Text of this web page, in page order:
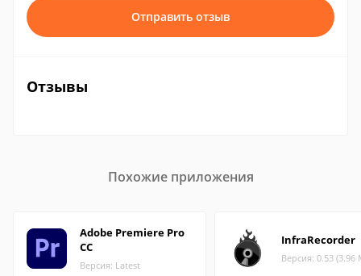
Отправить отзыв
Отзывы
Похожие приложения
Adobe Premiere Pro
CC
Версия: Latest
InfraRecorder
Версия: 0.53 (3.96